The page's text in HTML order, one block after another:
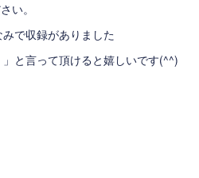
い。
みで収録がありました
と言って頂けると嬉しいです(^^)